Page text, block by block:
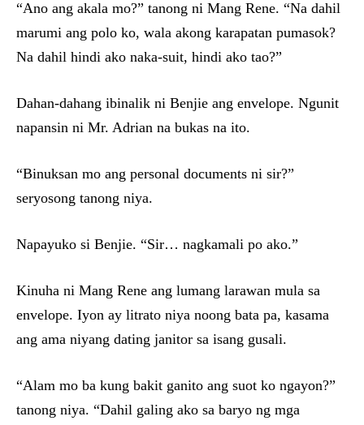
“Ano ang akala mo?” tanong ni Mang Rene. “Na dahil
marumi ang polo ko, wala akong karapatan pumasok?
Na dahil hindi ako naka-suit, hindi ako tao?”
Dahan-dahang ibinalik ni Benjie ang envelope. Ngunit
napansin ni Mr. Adrian na bukas na ito.
“Binuksan mo ang personal documents ni sir?”
seryosong tanong niya.
Napayuko si Benjie. “Sir… nagkamali po ako.”
Kinuha ni Mang Rene ang lumang larawan mula sa
envelope. Iyon ay litrato niya noong bata pa, kasama
ang ama niyang dating janitor sa isang gusali.
“Alam mo ba kung bakit ganito ang suot ko ngayon?”
tanong niya. “Dahil galing ako sa baryo ng mga